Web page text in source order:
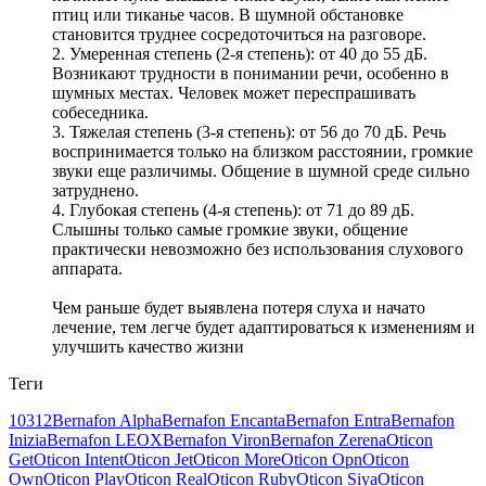
птиц или тиканье часов. В шумной обстановке
становится труднее сосредоточиться на разговоре.
2. Умеренная степень (2-я степень): от 40 до 55 дБ.
Возникают трудности в понимании речи, особенно в
шумных местах. Человек может переспрашивать
собеседника.
3. Тяжелая степень (3-я степень): от 56 до 70 дБ. Речь
воспринимается только на близком расстоянии, громкие
звуки еще различимы. Общение в шумной среде сильно
затруднено.
4. Глубокая степень (4-я степень): от 71 до 89 дБ.
Слышны только самые громкие звуки, общение
практически невозможно без использования слухового
аппарата.
Чем раньше будет выявлена потеря слуха и начато
лечение, тем легче будет адаптироваться к изменениям и
улучшить качество жизни
Теги
10312Bernafon AlphaBernafon EncantaBernafon EntraBernafon
IniziaBernafon LEOXBernafon VironBernafon ZerenaOticon
GetOticon IntentOticon JetOticon MoreOticon OpnOticon
OwnOticon PlayOticon RealOticon RubyOticon SiyaOticon